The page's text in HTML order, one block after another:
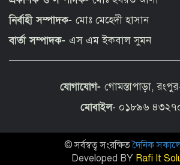
চলন্ত ট্রেনে উঠতে
ওয়েম্যান নিহত
পাগলাপীরে খেলার
ফুলবাড়ীতে গাঁজা
মাসের কারাদণ্ড
নির্বাহী সম্পাদক- মোঃ মেহেদী হাসান
বার্তা সম্পাদক- এস এম ইকবাল সুমন
যোগাযোগ- গোমস্তাপাড়া,
মোবাইল- ০১৮৯৬
© সর্বস্বত্ব সংরক্ষিতদৈনিক
Developed BY Rafi It